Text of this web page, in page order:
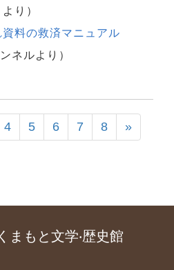
り）
料の救済マニュアル
ネルより）
4 5 6 7 8 »
まもと文学‧歴史館